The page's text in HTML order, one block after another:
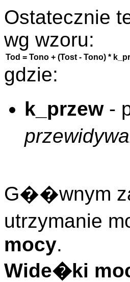
Ostatecznie
wg wzoru:
Tod = Tono + (Tost - Tono) *
gdzie:
k_przew-
G��wnym
utrzymanie
mocy.
Wide�ki